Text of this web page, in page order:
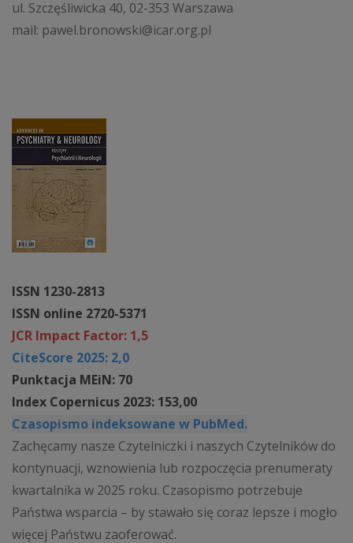
ISSN 1230-2813
ISSN online 2720-5371
JCR Impact Factor: 1,5
CiteScore 2025: 2,0
Punktacja MEiN: 70
Index Copernicus 2023: 153,00
Czasopismo indeksowane w PubMed.
Zachęcamy nasze Czytelniczki i naszych Czytelników do
kontynuacji, wznowienia lub rozpoczęcia prenumeraty
kwartalnika w 2025 roku. Czasopismo potrzebuje
Państwa wsparcia – by stawało się coraz lepsze i mogło
więcej Państwu zaoferować.
ul. Szczęśliwicka 40, 02-353 Warszawa
mail: pawel.bronowski@icar.org.pl